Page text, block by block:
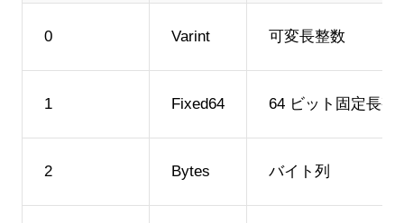
0 Varint 可変長整数
1 Fixed64 64 ビット固定長整
2 Bytes バイト列